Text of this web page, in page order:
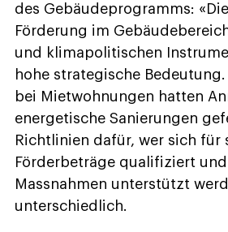
des Gebäudeprogramms:
Förderung im
und klimapolitischen
hohe strategische
bei Mietwohnungen hatten
energetische Sanierungen
Richtlinien dafür, wer sich für
Förderbeträge qualifiziert
Massnahmen unterstützt
unterschiedlich.